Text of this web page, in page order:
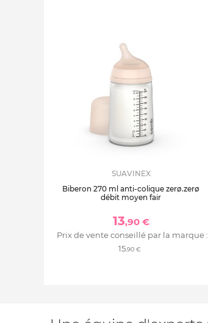
SUAVINEX
Biberon 270 ml anti-colique zerø.zerø
débit moyen fair
13,90 €
Prix de vente conseillé par la marque :
15,90 €